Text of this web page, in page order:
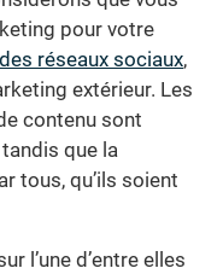
pour votre
réseaux sociaux,
extérieur. Les
contenu sont
que la
tous, qu’ils soient
l’une d’entre elles